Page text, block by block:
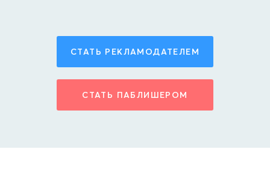
СТАТЬ РЕКЛАМОДАТЕЛЕМ
СТАТЬ ПАБЛИШЕРОМ